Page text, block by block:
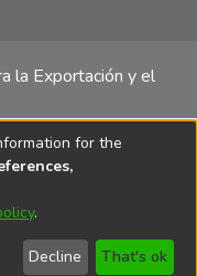
la Exportación y el
7400 Calle Uno
14, San Isidro -
for the
.
Decline That's ok